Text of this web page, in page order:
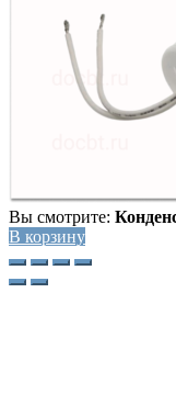
Вы смотрите:
В корзину